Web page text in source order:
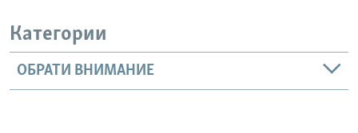
Категории
ОБРАТИ ВНИМАНИЕ